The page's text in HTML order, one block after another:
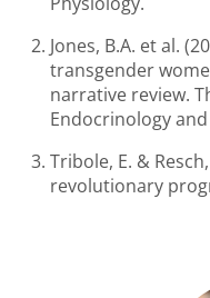
Jones, B.A. et al.
transgender
narrative review.
Endocrinology
Tribole, E. &
revolutionary